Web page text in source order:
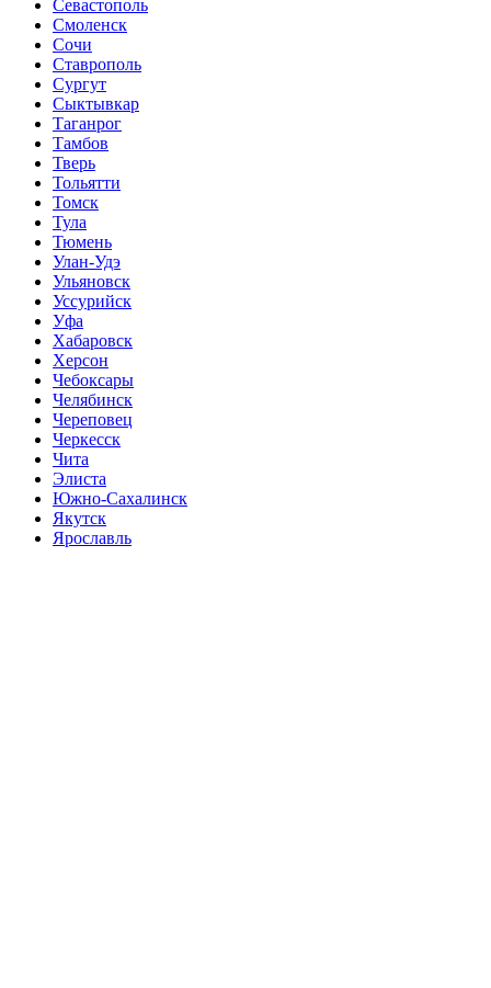
Севастополь
Смоленск
Сочи
Ставрополь
Сургут
Сыктывкар
Таганрог
Тамбов
Тверь
Тольятти
Томск
Тула
Тюмень
Улан-Удэ
Ульяновск
Уссурийск
Уфа
Хабаровск
Херсон
Чебоксары
Челябинск
Череповец
Черкесск
Чита
Элиста
Южно-Сахалинск
Якутск
Ярославль